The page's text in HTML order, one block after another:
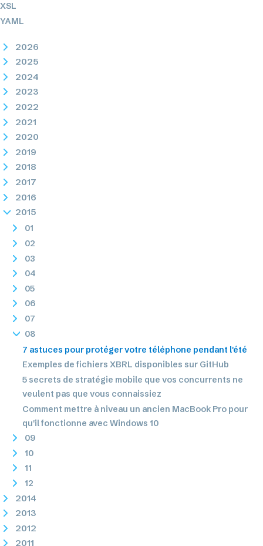
XSL
YAML
2026
2025
2024
2023
2022
2021
2020
2019
2018
2017
2016
2015
01
02
03
04
05
06
07
08
7 astuces pour protéger votre téléphone pendant l'été
Exemples de fichiers XBRL disponibles sur GitHub
5 secrets de stratégie mobile que vos concurrents ne
veulent pas que vous connaissiez
Comment mettre à niveau un ancien MacBook Pro pour
qu'il fonctionne avec Windows 10
09
10
11
12
2014
2013
2012
2011